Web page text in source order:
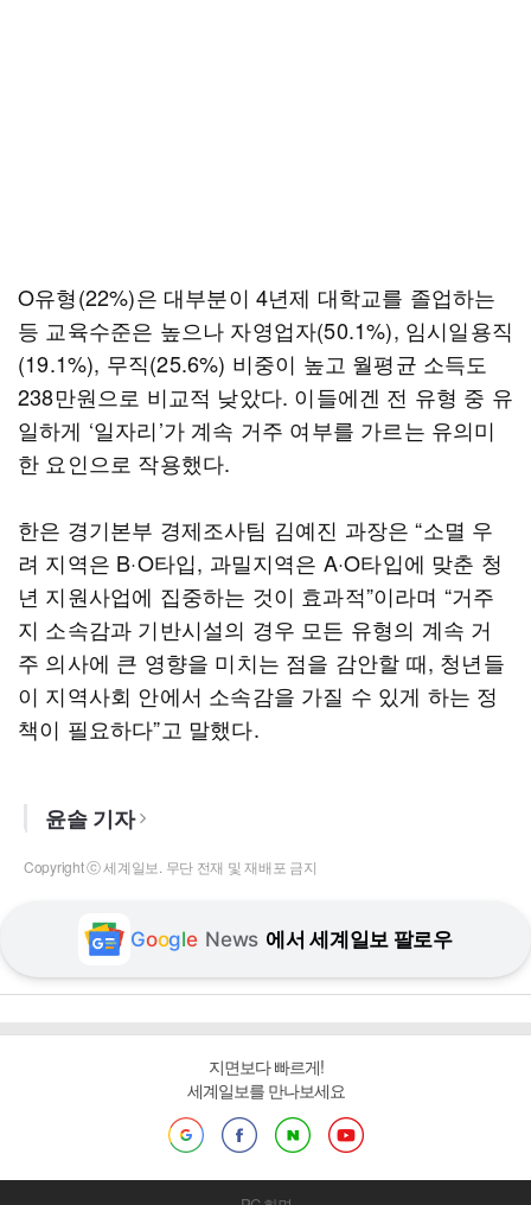
O유형(22%)은 대부분이 4년제 대학교를 졸업하는
등 교육수준은 높으나 자영업자(50.1%), 임시일용직
(19.1%), 무직(25.6%) 비중이 높고 월평균 소득도
238만원으로 비교적 낮았다. 이들에겐 전 유형 중 유
일하게 ‘일자리’가 계속 거주 여부를 가르는 유의미
한 요인으로 작용했다.
한은 경기본부 경제조사팀 김예진 과장은 “소멸 우
려 지역은 B·O타입, 과밀지역은 A·O타입에 맞춘 청
년 지원사업에 집중하는 것이 효과적”이라며 “거주
지 소속감과 기반시설의 경우 모든 유형의 계속 거
주 의사에 큰 영향을 미치는 점을 감안할 때, 청년들
이 지역사회 안에서 소속감을 가질 수 있게 하는 정
책이 필요하다”고 말했다.
윤솔 기자
Copyright ⓒ 세계일보. 무단 전재 및 재배포 금지
Google News 에서 세계일보 팔로우
지면보다 빠르게!
세계일보를 만나보세요